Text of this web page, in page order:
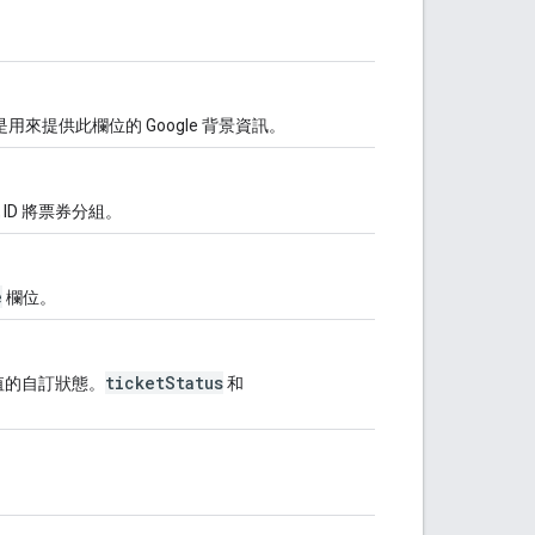
用來提供此欄位的 Google 背景資訊。
將票券分組。
欄位。
自訂狀態。 ticketStatus和